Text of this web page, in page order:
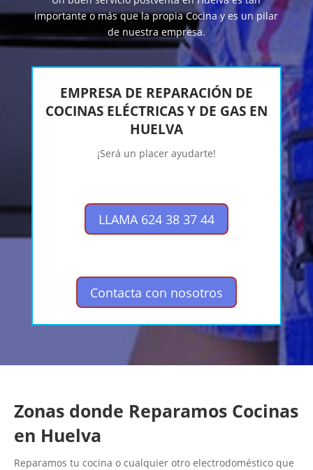
importante o más que la propia Cocina y es un pilar
de nuestra empresa.
EMPRESA DE REPARACIÓN DE
COCINAS ELÉCTRICAS Y DE GAS EN
HUELVA
¡Será un placer ayudarte!
LLAMA 624 38 37 44
Contacta con nosotros
Zonas donde Reparamos Cocinas
en Huelva
Reparamos tu cocina o cualquier otro electrodoméstico que